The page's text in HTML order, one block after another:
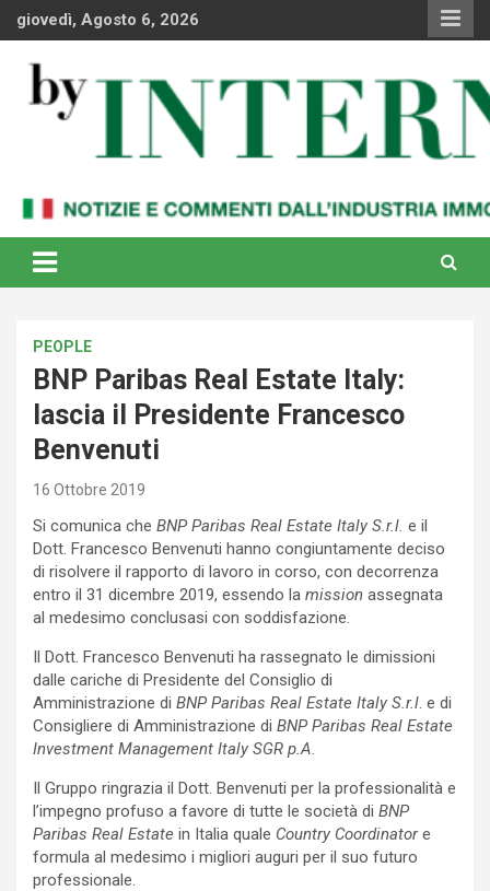
Skipgiovedì, Agosto 6, 2026
By Internews
internazionale
PEOPLE
BNP Paribas Real Estate Italy:
lascia il Presidente Francesco
Benvenuti
16 Ottobre 2019
Si comunica che BNP Paribas Real Estate Italy S.r.l. e il
Dott. Francesco Benvenuti hanno congiuntamente deciso
di risolvere il rapporto di lavoro in corso, con decorrenza
entro il 31 dicembre 2019, essendo la mission assegnata
al medesimo conclusasi con soddisfazione.
Il Dott. Francesco Benvenuti ha rassegnato le dimissioni
dalle cariche di Presidente del Consiglio di
Amministrazione di BNP Paribas Real Estate Italy S.r.l. e di
Consigliere di Amministrazione di BNP Paribas Real Estate
Investment Management Italy SGR p.A.
Il Gruppo ringrazia il Dott. Benvenuti per la professionalità e
l’impegno profuso a favore di tutte le società di BNP
Paribas Real Estate in Italia quale Country Coordinatore
formula al medesimo i migliori auguri per il suo futuro
professionale.